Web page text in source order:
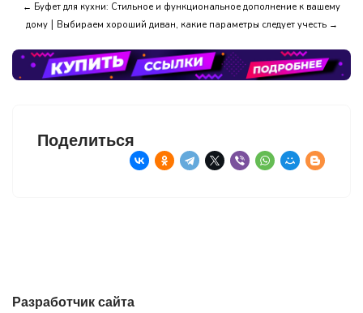
← Буфет для кухни: Стильное и функциональное дополнение к вашему
дому| Выбираем хороший диван, какие параметры следует учесть →
Поделиться
Разработчик сайта